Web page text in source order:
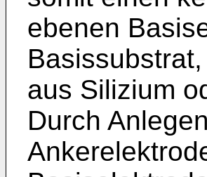
ebenen
aus Silizium
Durch